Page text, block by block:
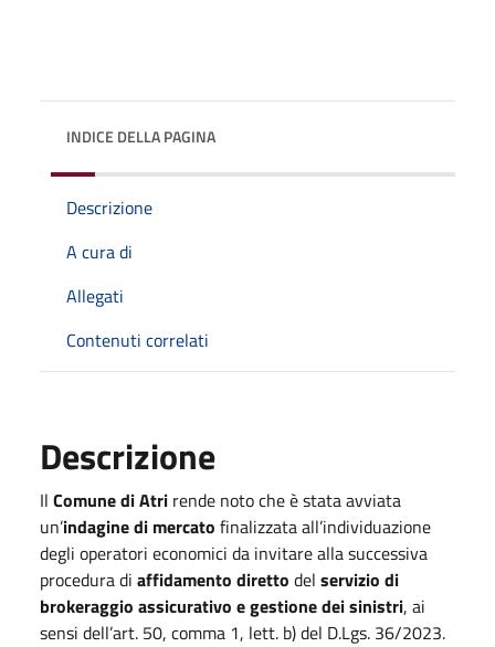
INDICE DELLA PAGINA
Descrizione
A cura di
Allegati
Contenuti correlati
Descrizione
Il Comune di Atri rende noto che è stata avviata
un’indagine di mercato finalizzata all’individuazione
degli operatori economici da invitare alla successiva
procedura di affidamento diretto del servizio di
brokeraggio assicurativo e gestione dei sinistri, ai
sensi dell’art. 50, comma 1, lett. b) del D.Lgs. 36/2023.